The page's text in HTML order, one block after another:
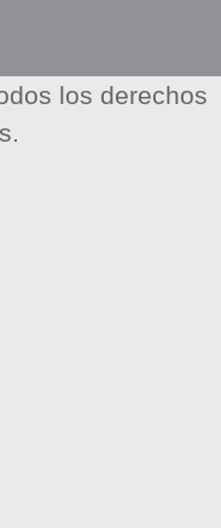
los derechos